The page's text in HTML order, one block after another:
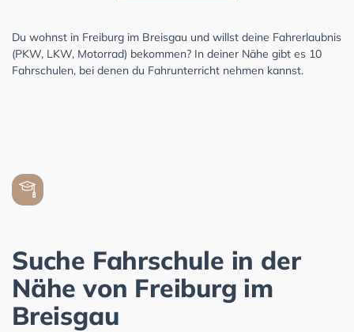
Du wohnst in Freiburg im Breisgau und willst deine Fahrerlaubnis
(PKW, LKW, Motorrad) bekommen? In deiner Nähe gibt es 10
Fahrschulen, bei denen du Fahrunterricht nehmen kannst.
Suche Fahrschule in der
Nähe von Freiburg im
Breisgau